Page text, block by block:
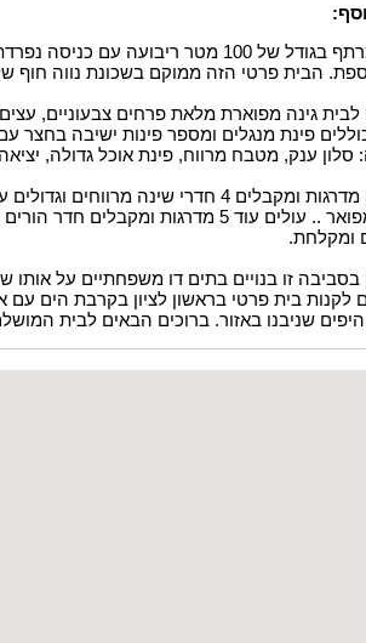
קומת מרתף בגודל של 100 מטר
הבית פרטי הזה ממוקם בשכונת נווה חוף
פינת מנגלים ומספר פינות ישיבה
סלון ענק, מטבח מרווח, פינת אוכל גדולה,
עולים 5 מדרגות ומקבלים 4 חדרי
ומקלחת.
בסביבה זו בנויים בתים דו משפחתיים על
לקנות בית פרטי בראשון לציון בקרבת הים
שניבנו באזור. ברוכים הבאים לבית